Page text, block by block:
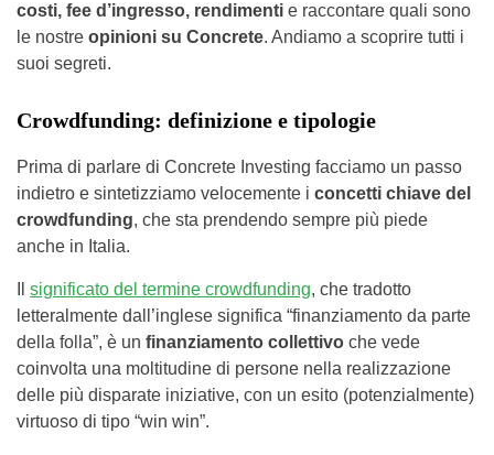
costi, fee d’ingresso, rendimenti e raccontare quali sono
le nostre opinioni su Concrete. Andiamo a scoprire tutti i
suoi segreti.
Crowdfunding: definizione e tipologie
Prima di parlare di Concrete Investing facciamo un passo
indietro e sintetizziamo velocemente i concetti chiave del
crowdfunding, che sta prendendo sempre più piede
anche in Italia.
significato del termine crowdfunding, che tradotto
letteralmente dall’inglese significa “finanziamento da parte
della folla”, è un finanziamento collettivo che vede
coinvolta una moltitudine di persone nella realizzazione
delle più disparate iniziative, con un esito (potenzialmente)
virtuoso di tipo “win win”.